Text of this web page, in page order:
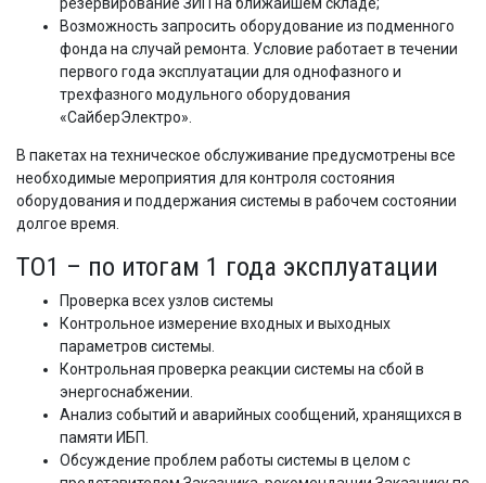
Возможность запросить оборудование из подменного
фонда на случай ремонта. Условие работает в течении
первого года эксплуатации для однофазного и
трехфазного модульного оборудования
«СайберЭлектро».
В пакетах на техническое обслуживание предусмотрены все
необходимые мероприятия для контроля состояния
оборудования и поддержания системы в рабочем состоянии
долгое время.
ТО1 – по итогам 1 года эксплуатации
Проверка всех узлов системы
Контрольное измерение входных и выходных
параметров системы.
Контрольная проверка реакции системы на сбой в
энергоснабжении.
Анализ событий и аварийных сообщений, хранящихся в
памяти ИБП.
Обсуждение проблем работы системы в целом с